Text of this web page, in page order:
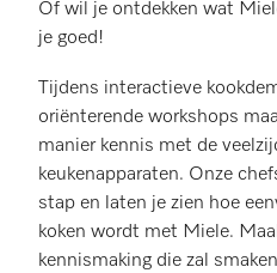
Of wil je ontdekken wat
je goed!
Tijdens interactieve
oriënterende workshops
manier kennis met de
keukenapparaten. Onze
stap en laten je zien hoe
koken wordt met Miele.
kennismaking die zal